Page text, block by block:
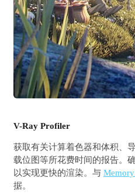
V-Ray Profiler
获取有关计算着色器和体积、
载位图等所花费时间的报告。
以实现更快的渲染。与
据。